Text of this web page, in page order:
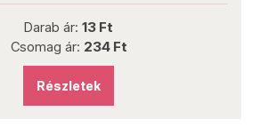
Darab ár: 13 Ft
Csomag ár: 234 Ft
Részletek